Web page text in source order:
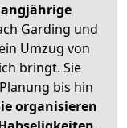
Garding und
Umzug von
bringt. Sie
bis hin
organisieren